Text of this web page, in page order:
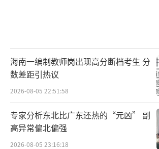
海南一编制教师岗出现高分断档考生 分
数差距引热议
2026-08-05 22:51:58
专家分析东北比广东还热的“元凶” 副
高异常偏北偏强
2026-08-05 23:16:18